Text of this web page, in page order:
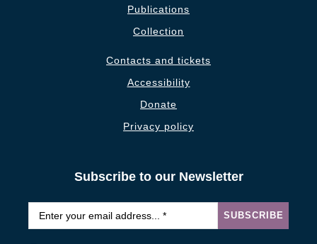
Publications
Collection
Contacts and tickets
Accessibility
Donate
Privacy policy
Subscribe to our Newsletter
SUBSCRIBE